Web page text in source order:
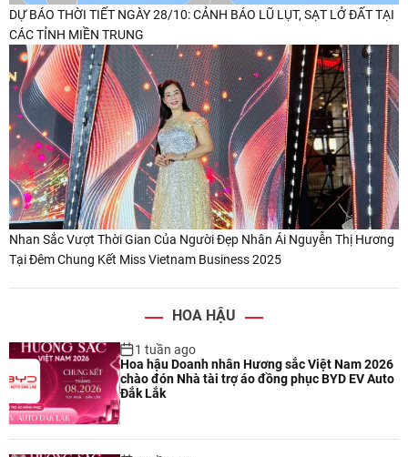
DỰ BÁO THỜI TIẾT NGÀY 28/10: CẢNH BÁO LŨ LỤT, SẠT LỞ ĐẤT TẠI
CÁC TỈNH MIỀN TRUNG
Nhan Sắc Vượt Thời Gian Của Người Đẹp Nhân Ái Nguyễn Thị Hương
Tại Đêm Chung Kết Miss Vietnam Business 2025
HOA HẬU
1 tuần ago
Hoa hậu Doanh nhân Hương sắc Việt Nam 2026
chào đón Nhà tài trợ áo đồng phục BYD EV Auto
Đắk Lắk